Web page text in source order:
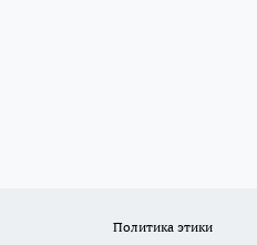
Политика этики